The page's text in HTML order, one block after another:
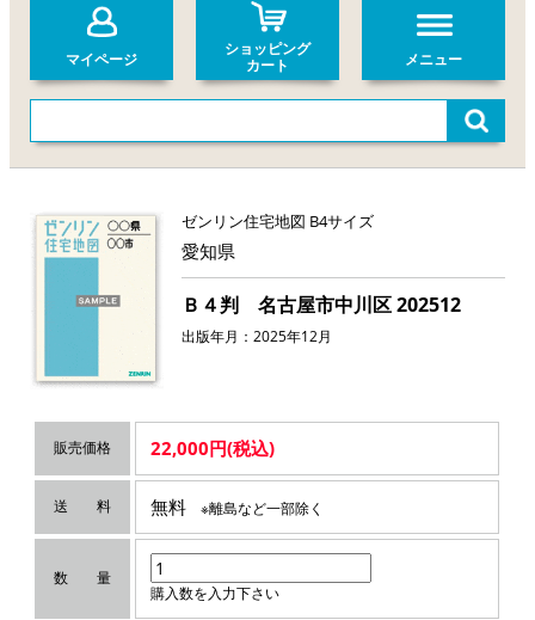
マイページ
ショッピング
カート
メニュー
ゼンリン住宅地図 B4サイズ
愛知県
Ｂ４判 名古屋市中川区 202512
出版年月：2025年12月
販売価格 22,000円(税込)
送 料 無料 ※離島など一部除く
数 量
購入数を入力下さい